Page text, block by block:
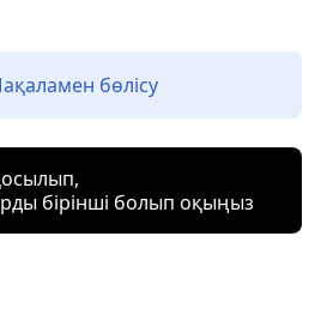
бөлісу
бірінші болып оқыңыз